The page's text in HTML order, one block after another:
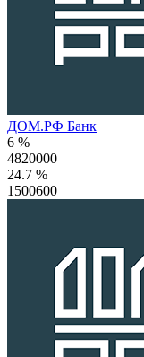
ДОМ.РФ Банк
6 %
4820000
24.7 %
1500600